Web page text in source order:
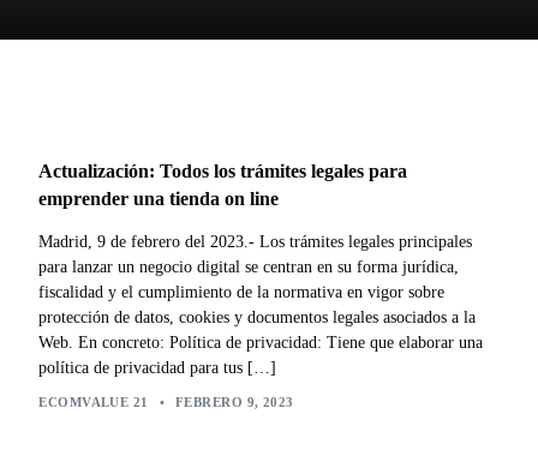
Actualización: Todos los trámites legales para
emprender una tienda on line
Madrid, 9 de febrero del 2023.- Los trámites legales principales
para lanzar un negocio digital se centran en su forma jurídica,
fiscalidad y el cumplimiento de la normativa en vigor sobre
protección de datos, cookies y documentos legales asociados a la
Web. En concreto: Política de privacidad: Tiene que elaborar una
política de privacidad para tus […]
ECOMVALUE 21 • FEBRERO 9, 2023